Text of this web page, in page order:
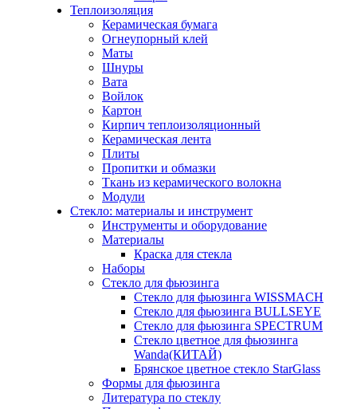
Теплоизоляция
Керамическая бумага
Огнеупорный клей
Маты
Шнуры
Вата
Войлок
Картон
Кирпич теплоизоляционный
Керамическая лента
Плиты
Пропитки и обмазки
Ткань из керамического волокна
Модули
Стекло: материалы и инструмент
Инструменты и оборудование
Материалы
Краска для стекла
Наборы
Стекло для фьюзинга
Стекло для фьюзинга WISSMACH
Стекло для фьюзинга BULLSEYE
Стекло для фьюзинга SPECTRUM
Стекло цветное для фьюзинга
Wanda(КИТАЙ)
Брянское цветное стекло StarGlass
Формы для фьюзинга
Литература по стеклу